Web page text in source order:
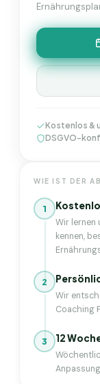
Kostenlos &
DSGVO-
WIE IST DER
1
Wir lernen
kennen,
2
Wir
Coaching
3 12